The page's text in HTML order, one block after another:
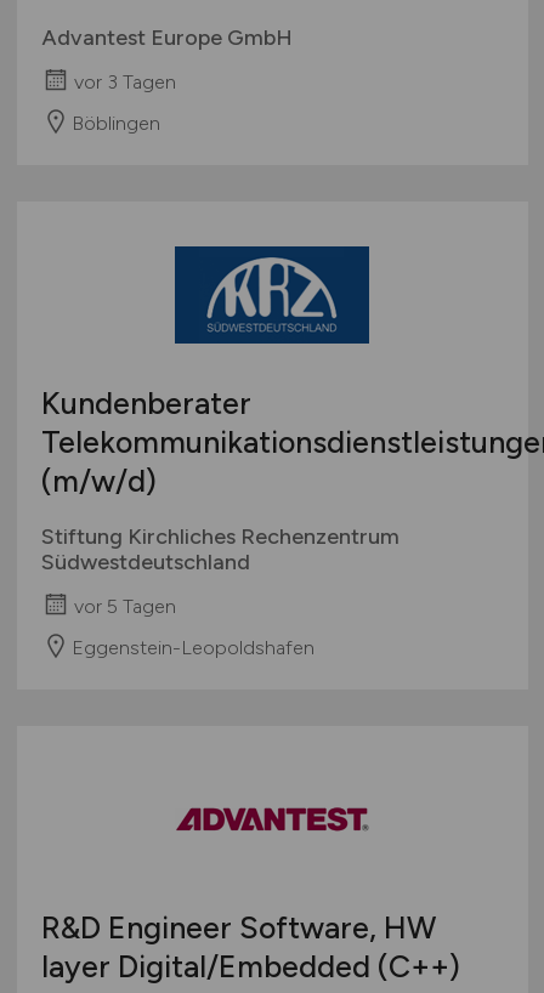
Advantest Europe GmbH
vor 3 Tagen
Böblingen
Kundenberater
(m/w/d)
Stiftung Kirchliches Rechenzentrum
Südwestdeutschland
vor 5 Tagen
Eggenstein-Leopoldshafen
R&D Engineer Software, HW
layer Digital/Embedded (C++)